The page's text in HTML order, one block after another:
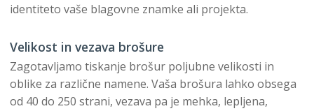
identiteto vaše blagovne znamke ali projekta.
Velikost in vezava brošure
Zagotavljamo tiskanje brošur poljubne velikosti in
oblike za različne namene. Vaša brošura lahko obsega
od 40 do 250 strani, vezava pa je mehka, lepljena,